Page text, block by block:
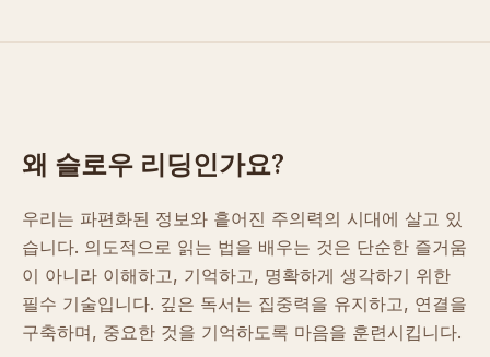
왜 슬로우 리딩인가요?
우리는 파편화된 정보와 흩어진 주의력의 시대에 살고 있
습니다. 의도적으로 읽는 법을 배우는 것은 단순한 즐거움
이 아니라 이해하고, 기억하고, 명확하게 생각하기 위한
필수 기술입니다. 깊은 독서는 집중력을 유지하고, 연결을
구축하며, 중요한 것을 기억하도록 마음을 훈련시킵니다.